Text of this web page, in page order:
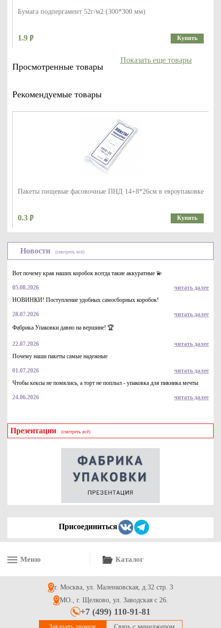
Бумага подпергамент 52г/м2 (300*300 мм)
1.9 Купить
Просмотренные товары
Рекомендуемые товары
Пакеты пищевые фасовочные ПНД 14+8*26см в евроупаковке
0.3 Купить
Пакет белый бумажный 280*240*140, 80гр/м c кручеными
16.2 Купить
Показать еще товары
Новости (смотреть всё)
Вот почему края наших коробок всегда такие аккуратные 💫
05.08.2026
читать далее
НОВИНКИ! Поступление удобных самосборных коробок!
28.07.2026
читать далее
Фабрика Упаковки давно на вершине! 🏆
22.07.2026
читать далее
Почему наши пакеты самые надежные
01.07.2026
читать далее
Чтобы кексы не помялись, а торт не поплыл - упаковка для пикника мечты
24.06.2026 читать далее
Презентации (смотреть всё)
Присоединиться
Меню Каталог
г. Москва, ул. Маленковская, д.32 стр. 3
МО., г. Щелково, ул. Заводская с 26.
+7 (499) 110-91-81